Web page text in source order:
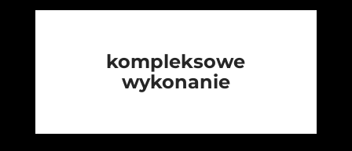
kompleksowe
wykonanie